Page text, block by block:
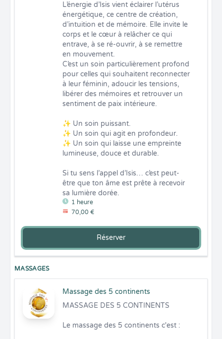
1 heure
70,00 €
L’énergie d’Isis vient éclairer l’utérus
énergétique, ce centre de création,
d’intuition et de mémoire. Elle invite le
corps et le cœur à relâcher ce qui
entrave, à se ré-ouvrir, à se remettre
en mouvement.
C’est un soin particulièrement profond
pour celles qui souhaitent reconnecter
à leur féminin, adoucir les tensions,
libérer des mémoires et retrouver un
sentiment de paix intérieure.
✨ Un soin puissant.
✨ Un soin qui agit en profondeur.
✨ Un soin qui laisse une empreinte
lumineuse, douce et durable.
Si tu sens l’appel d’Isis… c’est peut-
être que ton âme est prête à recevoir
sa lumière dorée.
Réserver
MASSAGES
Massage des 5 continents
MASSAGE DES 5 CONTINENTS
Le massage des 5 continents c'est :